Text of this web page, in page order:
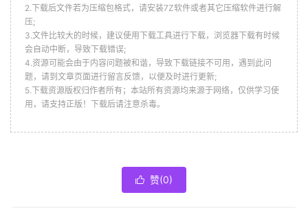
2.下载后文件若为压缩包格式，请安装7Z软件或者其它压缩软件进行解
压;
3.文件比较大的时候，建议使用下载工具进行下载，浏览器下载有时候
会自动中断，导致下载错误;
4.资源可能会由于内容问题被和谐，导致下载链接不可用，遇到此问
题，请到文章页面进行留言反馈，以便及时进行更新;
5.下载资源版权归作者所有；本站所有资源均来源于网络，仅供学习使
用，请支持正版！下载后请注意杀毒。
 赞(0)